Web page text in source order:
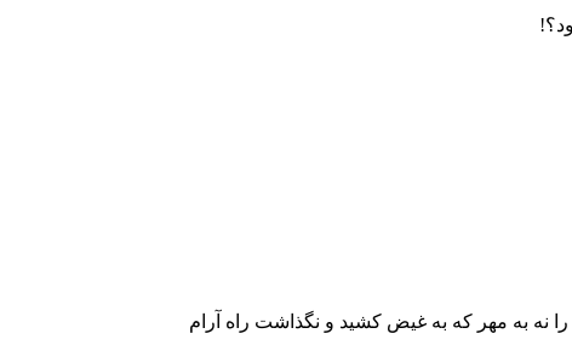
نه به مهر كه به غيض كشيد و نگذاشت راه آرام